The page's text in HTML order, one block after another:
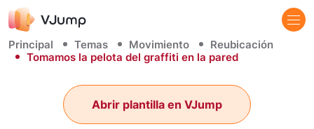
Principal Temas Movimiento
Reubicación
Tomamos la pelota del graffiti en la pared
Abrir plantilla en VJump